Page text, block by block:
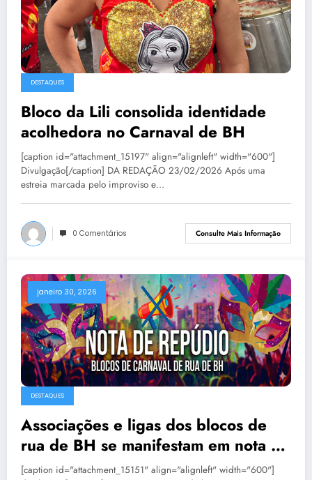
DESTAQUES
Bloco da Lili consolida identidade
acolhedora no Carnaval de BH
[caption id="attachment_15197" align="alignleft" width="600"]
Divulgação[/caption] DA REDAÇÃO 23/02/2026 Após uma
estreia marcada pelo improviso e…
0 Comentários Consulte Mais Informação
janeiro 30, 2026
DESTAQUES
Associações e ligas dos blocos de
rua de BH se manifestam em nota de
repúdio
[caption id="attachment_15151" align="alignleft" width="600"]